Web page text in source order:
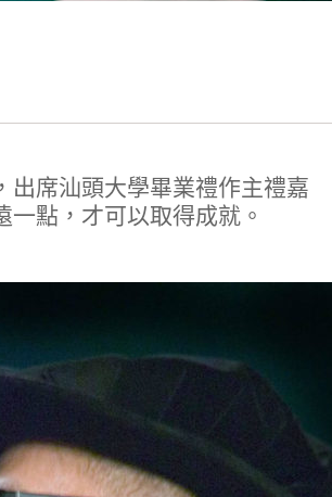
出席汕頭大學畢業禮作主禮嘉
點，才可以取得成就。